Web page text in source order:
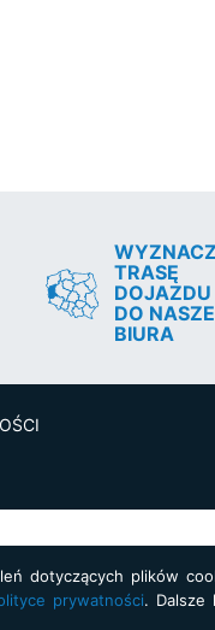
WYZNACZ
TRASĘ
DOJAZDU
DO
BIURA
dotyczących plików
prywatności. Dalsze